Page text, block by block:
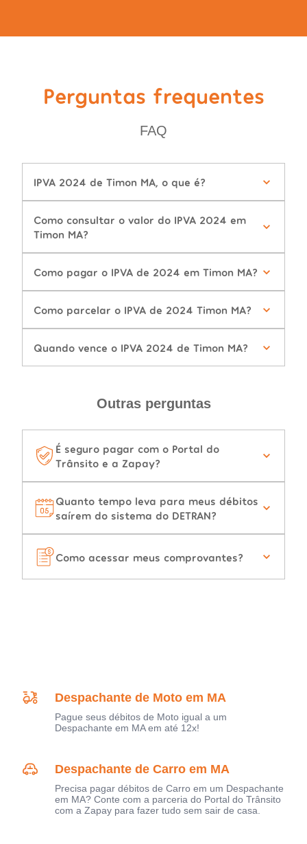
Perguntas frequentes
FAQ
IPVA 2024 de Timon MA, o que é?
Como consultar o valor do IPVA 2024 em
Timon MA?
Como pagar o IPVA de 2024 em Timon MA?
Como parcelar o IPVA de 2024 Timon MA?
Quando vence o IPVA 2024 de Timon MA?
Outras perguntas
É seguro pagar com o Portal do
Trânsito e a Zapay?
Quanto tempo leva para meus débitos
saírem do sistema do DETRAN?
Como acessar meus comprovantes?
Despachante de Moto em MA
Pague seus débitos de Moto igual a um
Despachante em MA em até 12x!
Despachante de Carro em MA
Precisa pagar débitos de Carro em um Despachante
em MA? Conte com a parceria do Portal do Trânsito
com a Zapay para fazer tudo sem sair de casa.